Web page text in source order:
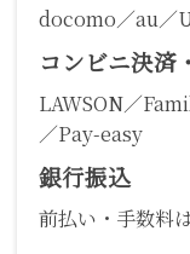
docomo／au／
コンビニ決済
LAWSON／
／Pay-easy
銀行振込
前払い・手数料